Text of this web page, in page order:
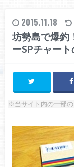
2015.11.18
坊勢島で爆釣
ーSPチャー
※当サイト内の一部の